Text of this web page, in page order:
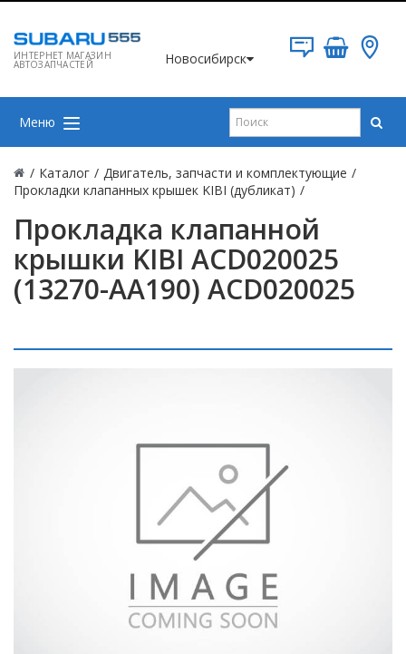
ИНТЕРНЕТ МАГАЗИН
АВТОЗАПЧАСТЕЙ Новосибирск
Меню
/ Каталог / Двигатель, запчасти и комплектующие /
Прокладки клапанных крышек KIBI (дубликат) /
Прокладка клапанной
крышки KIBI ACD020025
(13270-AA190) ACD020025